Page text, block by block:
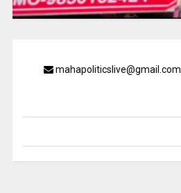
mahapoliticslive@gmail.com